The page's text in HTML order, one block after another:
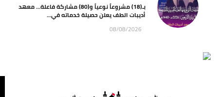
بـ(18) مشروعاً نوعياً و(80) مشاركة فاعلة… معهد
أديبات الطف يعلن حصيلة خدماته في...
08/08/2026